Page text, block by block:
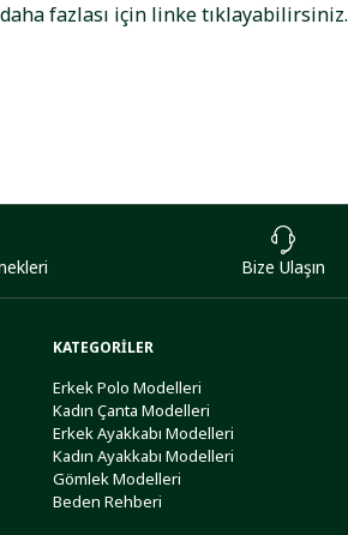
fazlası için linketıklayabilirsiniz.
Bize Ulaşın
KATEGORİLER
Erkek Polo Modelleri
Kadın Çanta Modelleri
Erkek Ayakkabı Modelleri
Kadın Ayakkabı Modelleri
Gömlek Modelleri
Beden Rehberi